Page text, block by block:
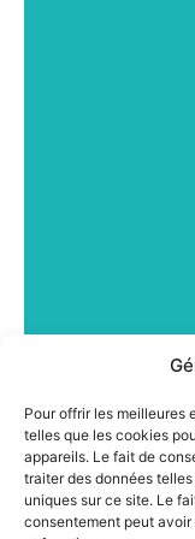
Pour offrir les meilleures
telles que les cookies
appareils. Le fait de
traiter des données
uniques sur ce site. Le
consentement peut